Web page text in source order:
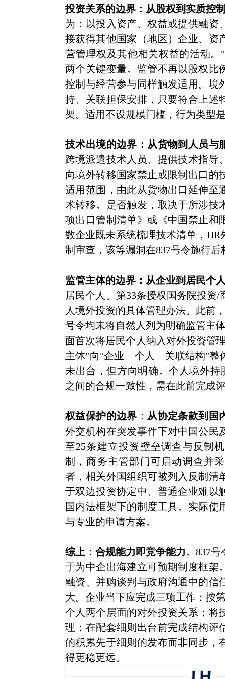
投资关系的边界：从股权到实质控
为：以投入资产、权益或提供融资
接获得其他国家（地区）企业、资
营管理权及其他相关权益的活动
两个关键变量。监管不再以股权比
控制与经营参与同样触发适用。境
持、关联担保安排，只要符合上述
架。适用不设规模门槛，行为类型
技术出境的边界：从货物到人员与
跨境派遣技术人员、提供技术指导
向境外转移国家禁止或限制出口的
适用范围，由此从货物出口延伸至
术转移。是否触发，取决于所涉技
项出口管制清单》或《中国禁止和
数企业既未系统梳理技术清单，
制审查，该等漏洞在837号令施行
监管主体的边界：从企业到居民个
居民个人。第33条授权国务院投资
人境外投资的具体管理办法。此前
号令均未将自然人列为明确监管主
面首次将居民个人纳入对外投资管
主体"向"企业—个人—关联结构"整
未出台，但方向明确。个人境外持
之间的合规一致性，需在此前完成
权益保护的边界：从协定条款到国
外交机构在突发事件下对中国公民
至25条建立投资壁垒调查与反制
制，商务主管部门可启动调查并
者，相关外国组织可被列入反制清
于双边投资协定中、普通企业难以
国内法框架下的制度工具。实际使
与专业的申请方案。
综上：合规能力即竞争能力。837
于为中企出海建立可预期制度框架
融资、并购谈判与政府沟通中的信
大。企业当下应完成三项工作：按
个人两个层面的对外投资关系；将
理；在配套细则出台前完成结构评
的积累先于细则的发布而非同步，
得更稳更远。